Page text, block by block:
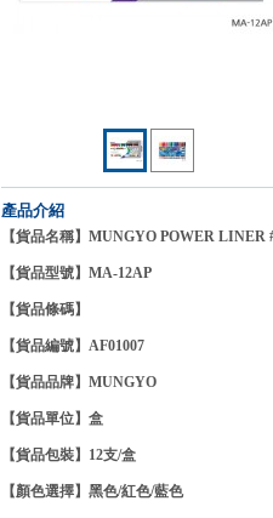
產品介紹
【貨品名稱】MUNGYO POWER LINER
【貨品型號】MA-12AP
【貨品條碼】
【貨品編號】AF01007
【貨品品牌】 MUNGYO
【貨品單位】盒
【貨品包裝】12支/盒
【顏色選擇】黑色/紅色/藍色